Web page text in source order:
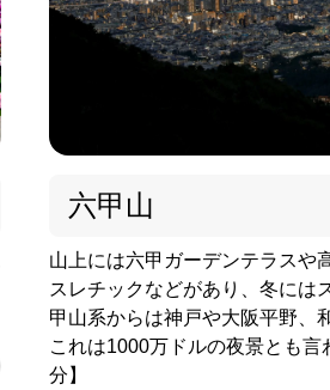
六甲山
山上には六甲ガーデンテラスや
スレチックなどがあり、冬には
甲山系からは神戸や大阪平野、
これは1000万ドルの夜景とも
分】